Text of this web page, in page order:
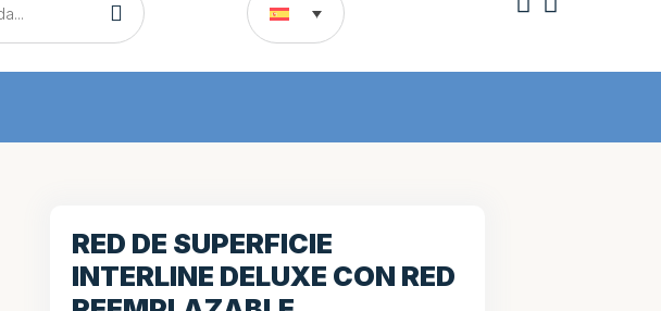
RED DE SUPERFICIE
INTERLINE DELUXE CON RED